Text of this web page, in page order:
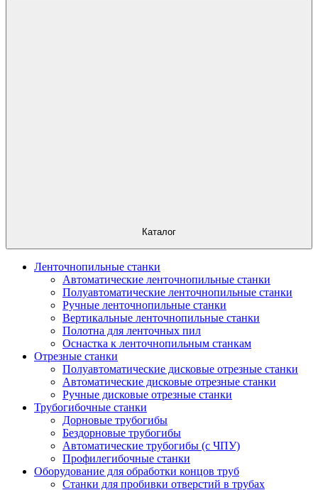
Каталог
Ленточнопильные станки
Автоматические ленточнопильные станки
Полуавтоматические ленточнопильные станки
Ручные ленточнопильные станки
Вертикальные ленточнопильные станки
Полотна для ленточных пил
Оснастка к ленточнопильным станкам
Отрезные станки
Полуавтоматические дисковые отрезные станки
Автоматические дисковые отрезные станки
Ручные дисковые отрезные станки
Трубогибочные станки
Дорновые трубогибы
Бездорновые трубогибы
Автоматические трубогибы (с ЧПУ)
Профилегибочные станки
Оборудование для обработки концов труб
Станки для пробивки отверстий в трубах